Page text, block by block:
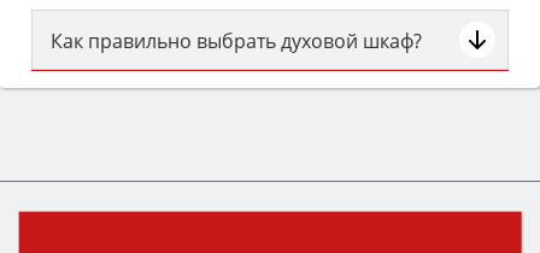
Как правильно выбрать духовой шкаф?
Сначала определитесь с типом (газовый или
класс энергопотребления не ниже A и нужные